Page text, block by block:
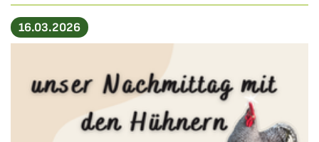
16.03.2026